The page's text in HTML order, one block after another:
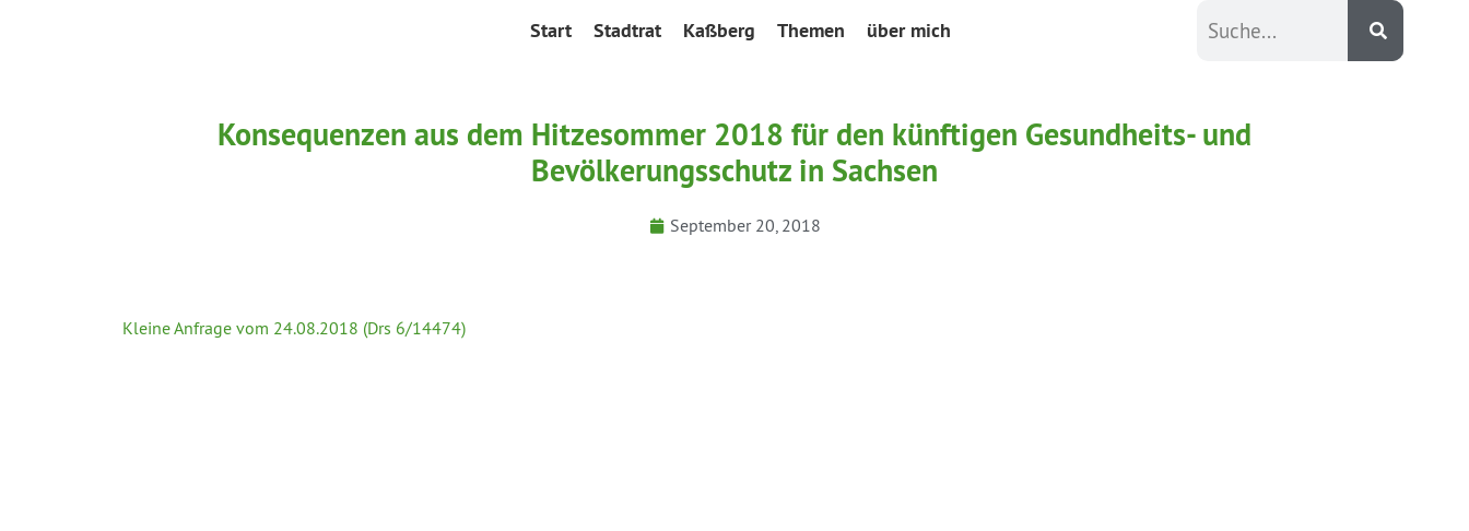
Start Stadtrat Kaßberg Themen über mich
Konsequenzen aus dem Hitzesommer 2018 für den künftigen Gesundheits- und
Bevölkerungsschutz in Sachsen
September 20, 2018
Kleine Anfrage vom 24.08.2018 (Drs 6/14474)